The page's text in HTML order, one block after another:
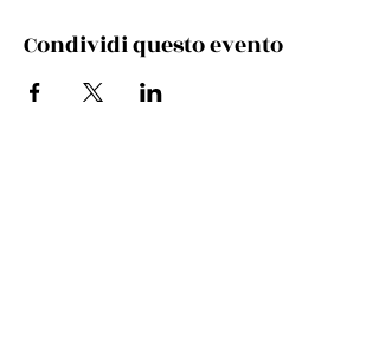
Condividi questo evento